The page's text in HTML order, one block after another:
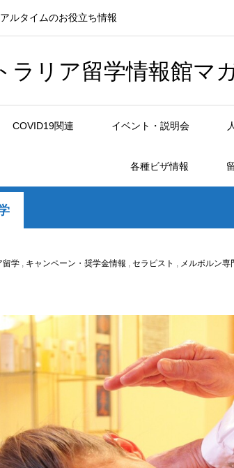
ルタイムのお役立ち情報
ラリア留学情報館マ
COVID19関連 イベント・説明会
各種ビザ情報
留学 , キャンペーン・奨学金情報 , セラピスト , メルボルン専